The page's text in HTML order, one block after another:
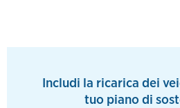
Includi la ricarica dei
tuo piano di